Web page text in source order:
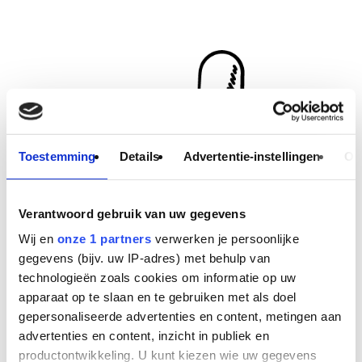
Toestemming Details Advertentie-instellingen
Verantwoord gebruik van uw gegevens
Wij en onze 1 partners verwerken je persoonlijke
gegevens (bijv. uw IP-adres) met behulp van
technologieën zoals cookies om informatie op uw
apparaat op te slaan en te gebruiken met als doel
gepersonaliseerde advertenties en content, metingen aan
advertenties en content, inzicht in publiek en
productontwikkeling. U kunt kiezen wie uw gegevens